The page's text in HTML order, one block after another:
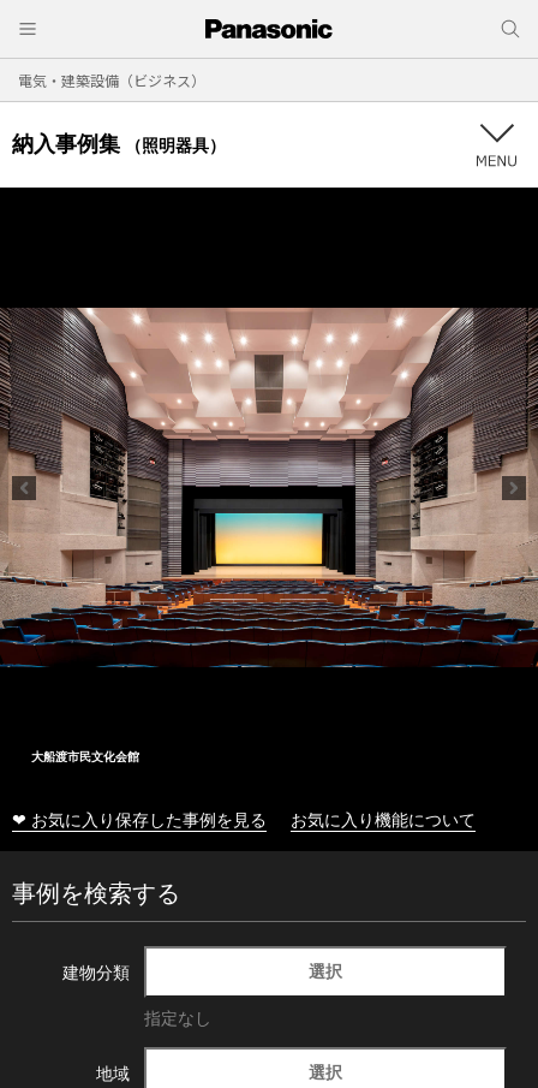
電気・建築設備（ビジネス）
納入事例集 （照明器具）
大船渡市民文化会館
❤ お気に入り保存した事例を見る お気に入り機能について
事例を検索する
建物分類 選択
指定なし
地域 選択